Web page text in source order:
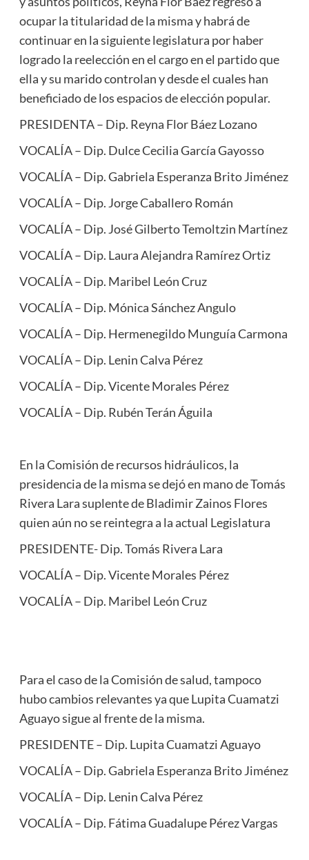
ocupar la titularidad de la misma y habrá de
continuar en la siguiente legislatura por haber
logrado la reelección en el cargo en el partido que
ella y su marido controlan y desde el cuales han
beneficiado de los espacios de elección popular.
PRESIDENTA – Dip. Reyna Flor Báez Lozano
VOCALÍA – Dip. Dulce Cecilia García Gayosso
VOCALÍA – Dip. Gabriela Esperanza Brito Jiménez
VOCALÍA – Dip. Jorge Caballero Román
VOCALÍA – Dip. José Gilberto Temoltzin Martínez
VOCALÍA – Dip. Laura Alejandra Ramírez Ortiz
VOCALÍA – Dip. Maribel León Cruz
VOCALÍA – Dip. Mónica Sánchez Angulo
VOCALÍA – Dip. Hermenegildo Munguía Carmona
VOCALÍA – Dip. Lenin Calva Pérez
VOCALÍA – Dip. Vicente Morales Pérez
VOCALÍA – Dip. Rubén Terán Águila
En la Comisión de recursos hidráulicos, la
presidencia de la misma se dejó en mano de Tomás
Rivera Lara suplente de Bladimir Zainos Flores
quien aún no se reintegra a la actual Legislatura
PRESIDENTE- Dip. Tomás Rivera Lara
VOCALÍA – Dip. Vicente Morales Pérez
VOCALÍA – Dip. Maribel León Cruz
Para el caso de la Comisión de salud, tampoco
hubo cambios relevantes ya que Lupita Cuamatzi
Aguayo sigue al frente de la misma.
PRESIDENTE – Dip. Lupita Cuamatzi Aguayo
VOCALÍA – Dip. Gabriela Esperanza Brito Jiménez
VOCALÍA – Dip. Lenin Calva Pérez
VOCALÍA – Dip. Fátima Guadalupe Pérez Vargas